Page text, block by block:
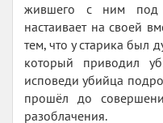
жившего с ним под
настаивает на своей
тем, что у старика был
который приводил
исповеди убийца
прошёл до
разоблачения.